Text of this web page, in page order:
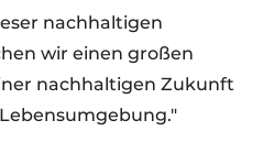
nachhaltigen
wir einen großen
nachhaltigen Zukunft